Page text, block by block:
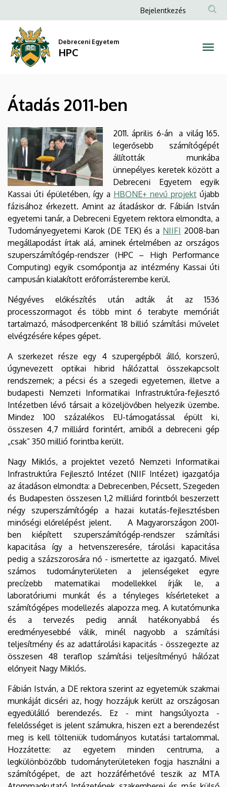
2011-
ben
HPC
a
tartalomra
Anonim
Bejelentkezés
Debreceni Egyetem
HPC
Átadás 2011-ben
2011. április 6-án a világ 165.
legerősebb számítógépét
állították munkába
ünnepélyes keretek között a
Debreceni Egyetem egyik
Kassai úti épületében, így a HBONE+ nevű projekt újabb
fázisához érkezett. Amint az átadáskor dr. Fábián István
egyetemi tanár, a Debreceni Egyetem rektora elmondta, a
Tudományegyetemi Karok (DE TEK) és a NIIFI 2008-ban
megállapodást írtak alá, aminek értelmében az országos
szuperszámítógép-rendszer (HPC – High Performance
Computing) egyik csomópontja az intézmény Kassai úti
campusán kialakított erőforrásterembe kerül.
Négyéves előkészítés után adták át az 1536
processzormagot és több mint 6 terabyte memóriát
tartalmazó, másodpercenként 18 billió számítási művelet
elvégzésére képes gépet.
A szerkezet része egy 4 szupergépből álló, korszerű,
úgynevezett optikai hibrid hálózattal összekapcsolt
rendszernek; a pécsi és a szegedi egyetemen, illetve a
budapesti Nemzeti Informatikai Infrastruktúra-fejlesztő
Intézetben lévő társait a közeljövőben helyezik üzembe.
Mindez 100 százalékos EU-támogatással épült ki,
összesen 4,7 milliárd forintért, amiből a debreceni gép
„csak” 350 millió forintba került.
Nagy Miklós, a projektet vezető Nemzeti Informatikai
Infrastruktúra Fejlesztő Intézet (NIIF Intézet) igazgatója
az átadáson elmondta: a Debrecenben, Pécsett, Szegeden
és Budapesten összesen 1,2 milliárd forintból beszerzett
négy szuperszámítógép a hazai kutatás-fejlesztésben
minőségi előrelépést jelent. A Magyarországon 2001-
ben kiépített szuperszámítógép-rendszer számítási
kapacitása így a hetvenszeresére, tárolási kapacitása
pedig a százszorosára nő - ismertette az igazgató. Mivel
számos tudományterületen a jelenségeket egyre
precízebb matematikai modellekkel írják le, a
laboratóriumi munkát és a tényleges kísérleteket a
számítógépes modellezés alapozza meg. A kutatómunka
és a tervezés pedig annál hatékonyabbá és
eredményesebbé válik, minél nagyobb a számítási
teljesítmény és az adattárolási kapacitás - összegezte az
összesen 48 teraflop számítási teljesítményű hálózat
előnyeit Nagy Miklós.
Fábián István, a DE rektora szerint az egyetemük szakmai
munkáját dicséri az, hogy hozzájuk került az országosan
egyedülálló berendezés. Ez - mint hangsúlyozta -
felelősséget is jelent számukra, hiszen ezt a berendezést
meg is kell tölteniük tudományos kutatási tartalommal.
Hozzátette: az egyetem minden centruma, a
legkülönbözőbb tudományterületeken fogja használni a
számítógépet, de azt hozzáférhetővé teszik az MTA